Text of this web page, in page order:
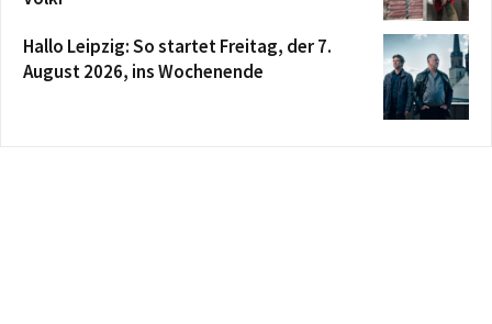
Hallo Leipzig: So startet Freitag, der 7.
August 2026, ins Wochenende